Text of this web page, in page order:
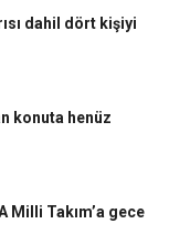
dahil dört kişiyi
konuta henüz
Milli Takım’a gece